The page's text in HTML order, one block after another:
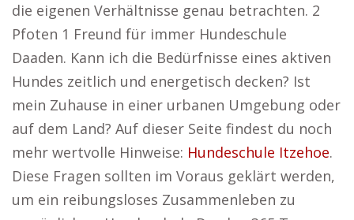
die eigenen Verhältnisse genau betrachten. 2
Pfoten 1 Freund für immer Hundeschule
Daaden. Kann ich die Bedürfnisse eines aktiven
Hundes zeitlich und energetisch decken? Ist
mein Zuhause in einer urbanen Umgebung oder
auf dem Land? Auf dieser Seite findest du noch
mehr wertvolle Hinweise: Hundeschule Itzehoe.
Diese Fragen sollten im Voraus geklärt werden,
um ein reibungsloses Zusammenleben zu